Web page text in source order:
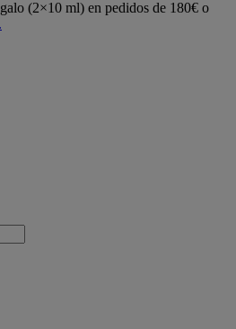
(2×10 ml) en pedidos de 180€ o